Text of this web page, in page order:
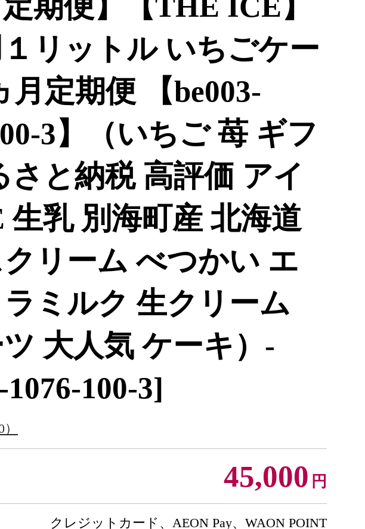
リットル いちごケー
月定期便 【be003-
3】（いちご 苺 ギフ
さと納税 高評価 アイ
生乳 別海町産 北海道
リーム べつかい エ
ミルク 生クリーム
大人気 ケーキ）-
1076-100-3]
）
45,000 円
クレジットカード、AEON Pay、WAON POINT